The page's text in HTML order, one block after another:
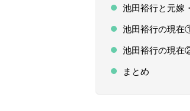
池田裕行と元嫁
池田裕行の現
池田裕行の現
まとめ